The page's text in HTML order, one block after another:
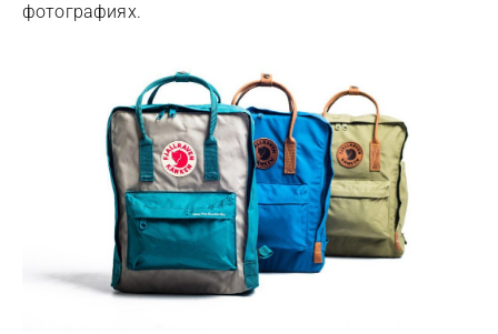
фотографиях.